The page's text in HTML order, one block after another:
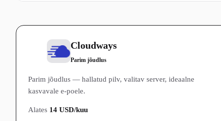
Cloudways
Parim jõudlus
Parim jõudlus — hallatud pilv, valitav server, ideaalne
kasvavale e-poele.
Alates 14 USD/kuu